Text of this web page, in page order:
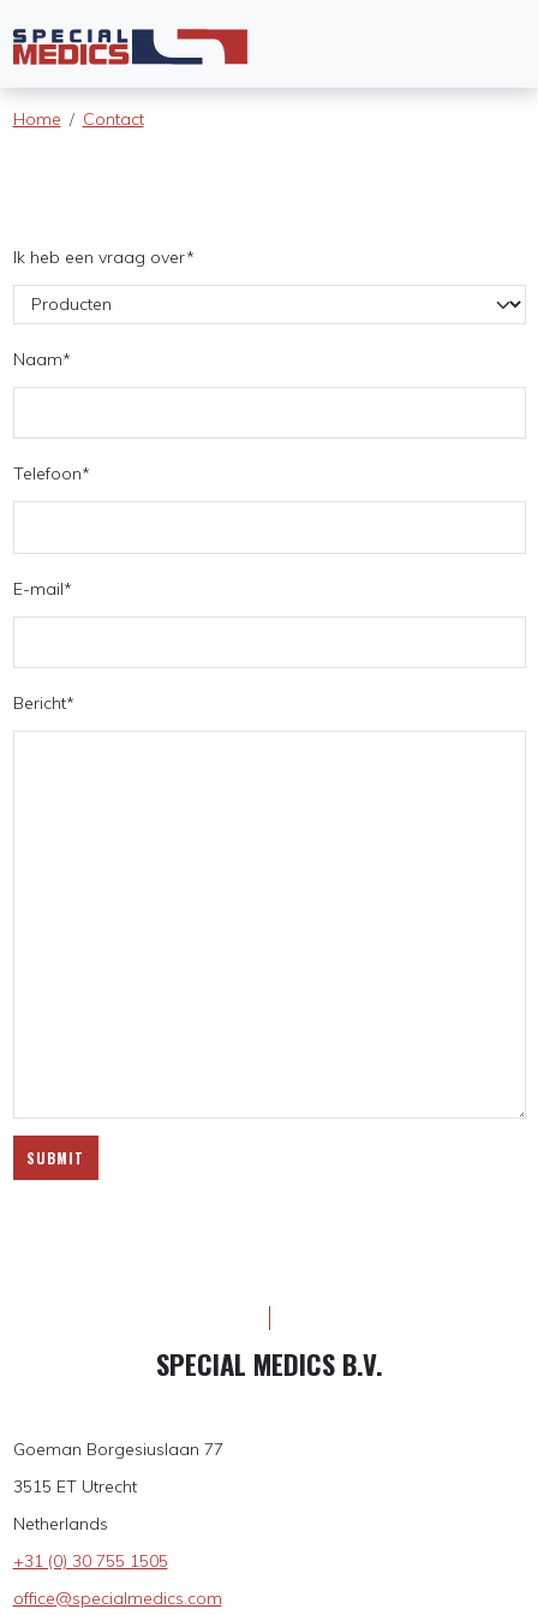
Home Contact
Ik heb een vraag over*
Naam*
Telefoon*
E-mail*
Bericht*
SUBMIT
SPECIAL MEDICS B.V.
Goeman Borgesiuslaan 77
3515 ET Utrecht
Netherlands
+31 (0) 30 755 1505
office@specialmedics.com